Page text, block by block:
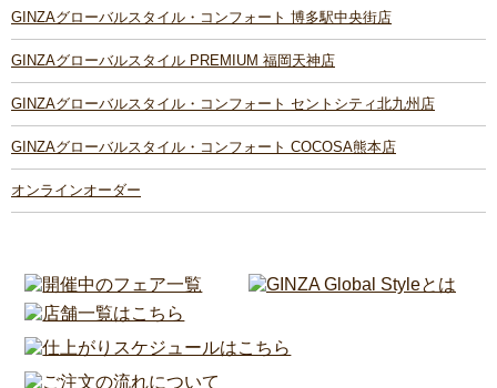
GINZAグローバルスタイル・コンフォート 博多駅中央街店
GINZAグローバルスタイル PREMIUM 福岡天神店
GINZAグローバルスタイル・コンフォート セントシティ北九州店
GINZAグローバルスタイル・コンフォート COCOSA熊本店
オンラインオーダー